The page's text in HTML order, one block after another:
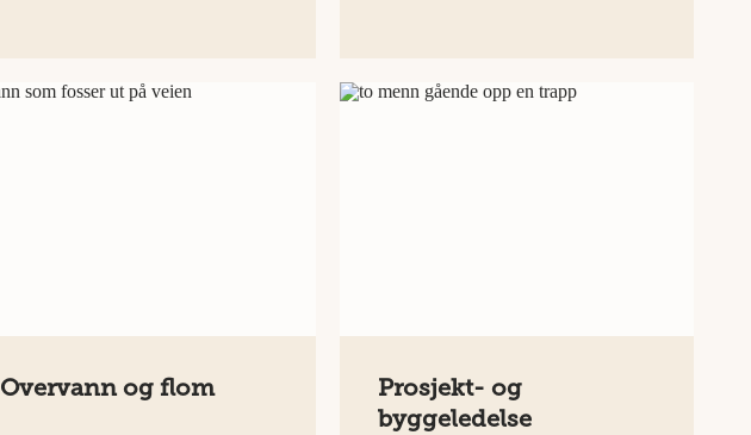
Overvann og flom
Prosjekt- og
byggeledelse